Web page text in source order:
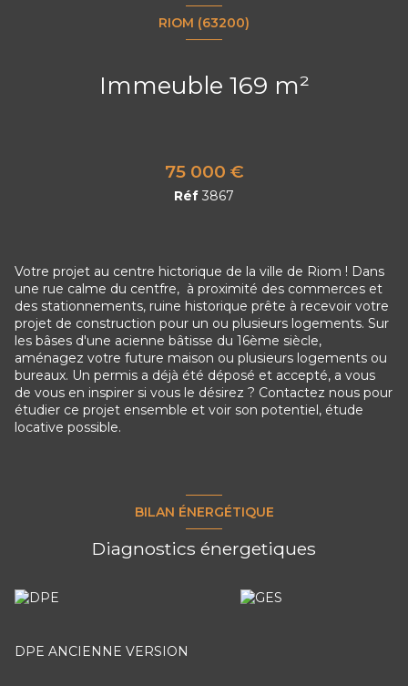
RIOM (63200)
Immeuble 169 m²
75 000 €
Réf 3867
Votre projet au centre hictorique de la ville de Riom ! Dans
une rue calme du centfre, à proximité des commerces et
des stationnements, ruine historique prête à recevoir votre
projet de construction pour un ou plusieurs logements. Sur
les bâses d'une acienne bâtisse du 16ème siècle,
aménagez votre future maison ou plusieurs logements ou
bureaux. Un permis a déjà été déposé et accepté, a vous
de vous en inspirer si vous le désirez ? Contactez nous pour
étudier ce projet ensemble et voir son potentiel, étude
locative possible.
BILAN ÉNERGÉTIQUE
Diagnostics énergetiques
DPE ANCIENNE VERSION